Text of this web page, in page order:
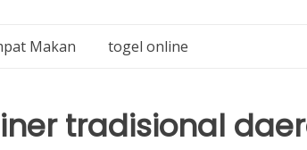
Makan togel online
tradisional